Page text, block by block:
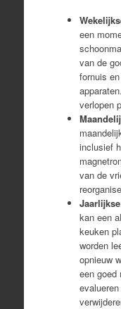
een
van de
fornuis
verlopen
inclusief
van de
kan een
keuken
worden
opnieuw
een goed